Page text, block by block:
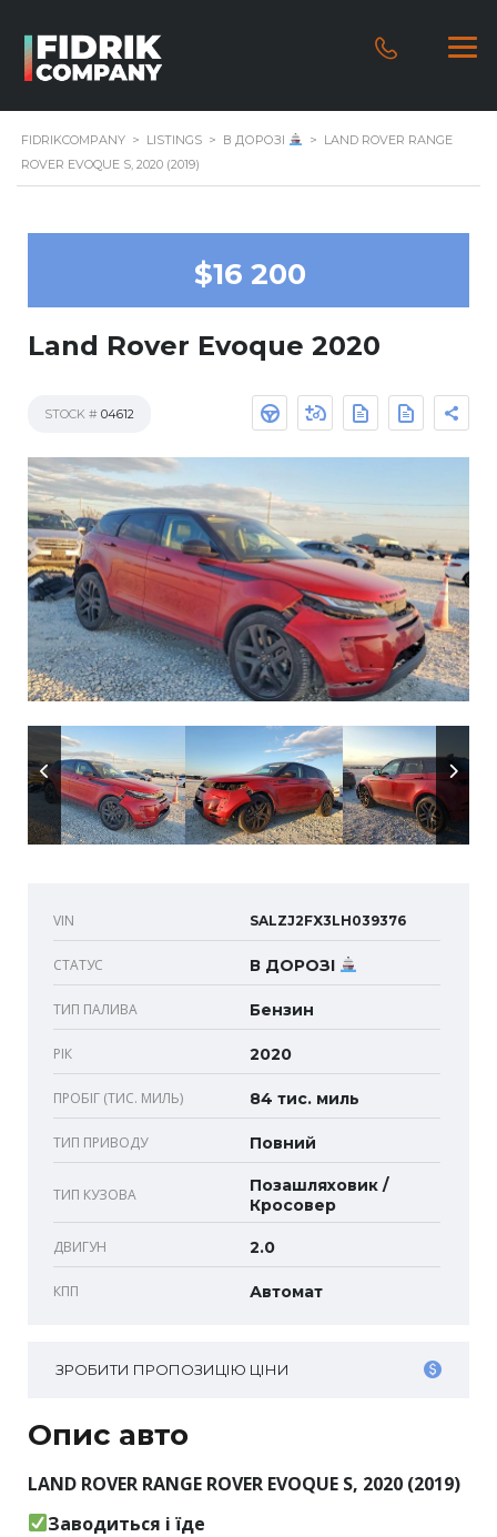
FIDRIKCOMPANY > LISTINGS > В ДОРОЗІ > LAND ROVER RANGE
ROVER EVOQUE S, 2020 (2019)
$16 200
Land Rover Evoque 2020
STOCK # 04612
VIN SALZJ2FX3LH039376
СТАТУС В ДОРОЗІ
ТИП ПАЛИВА Бензин
РІК 2020
ПРОБІГ (ТИС. МИЛЬ) 84 тис. миль
ТИП ПРИВОДУ Повний
ТИП КУЗОВА
Позашляховик /
Кросовер
ДВИГУН 2.0
КПП Автомат
ЗРОБИТИ ПРОПОЗИЦІЮ ЦІНИ
Опис авто
LAND ROVER RANGE ROVER EVOQUE S, 2020 (2019)
Заводиться і їде